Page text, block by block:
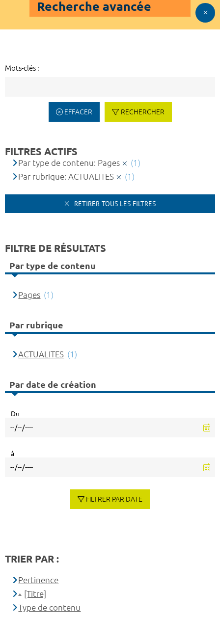
Recherche avancée
Mots-clés :
EFFACER RECHERCHER
FILTRES ACTIFS
Par type de contenu: Pages
(1)
Par rubrique: ACTUALITES
(1)
RETIRER TOUS LES FILTRES
FILTRE DE RÉSULTATS
Par type de contenu
Pages (1)
Par rubrique
ACTUALITES (1)
Par date de création
Du
à
FILTRER PAR DATE
TRIER PAR :
Pertinence
[Titre]
Type de contenu